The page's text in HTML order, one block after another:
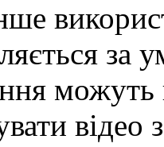
можуть
відео